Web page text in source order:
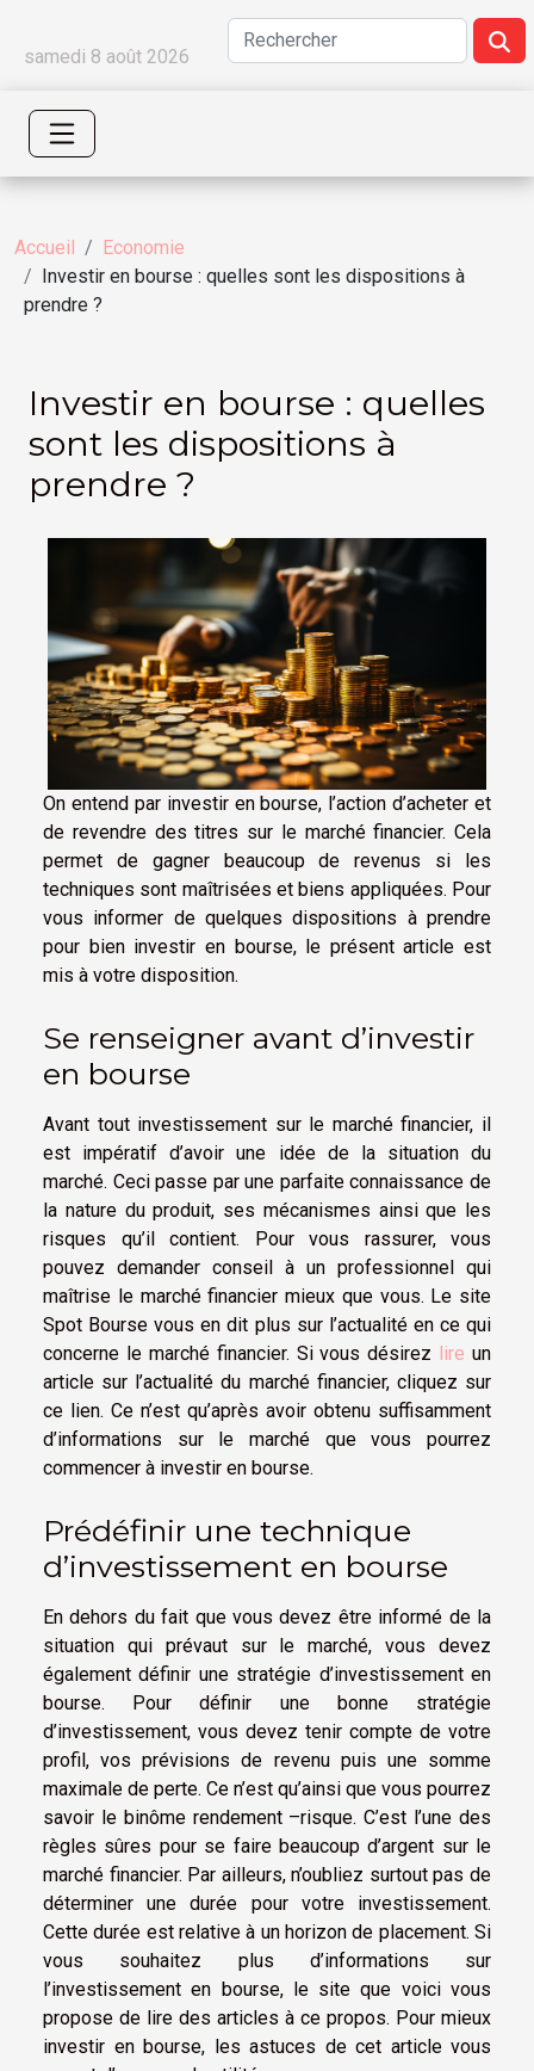
samedi 8 août 2026
Accueil
Economie
Investir en bourse : quelles sont les dispositions à
prendre ?
Investir en bourse : quelles
sont les dispositions à
prendre ?
On entend par investir en bourse, l’action d’acheter et
de revendre des titres sur le marché financier. Cela
permet de gagner beaucoup de revenus si les
techniques sont maîtrisées et biens appliquées. Pour
vous informer de quelques dispositions à prendre
pour bien investir en bourse, le présent article est
mis à votre disposition.
Se renseigner avant d’investir
en bourse
Avant tout investissement sur le marché financier, il
est impératif d’avoir une idée de la situation du
marché. Ceci passe par une parfaite connaissance de
la nature du produit, ses mécanismes ainsi que les
risques qu’il contient. Pour vous rassurer, vous
pouvez demander conseil à un professionnel qui
maîtrise le marché financier mieux que vous. Le site
Spot Bourse vous en dit plus sur l’actualité en ce qui
concerne le marché financier. Si vous désirez lire un
article sur l’actualité du marché financier, cliquez sur
ce lien. Ce n’est qu’après avoir obtenu suffisamment
d’informations sur le marché que vous pourrez
commencer à investir en bourse.
Prédéfinir une technique
d’investissement en bourse
En dehors du fait que vous devez être informé de la
situation qui prévaut sur le marché, vous devez
également définir une stratégie d’investissement en
bourse. Pour définir une bonne stratégie
d’investissement, vous devez tenir compte de votre
profil, vos prévisions de revenu puis une somme
maximale de perte. Ce n’est qu’ainsi que vous pourrez
savoir le binôme rendement –risque. C’est l’une des
règles sûres pour se faire beaucoup d’argent sur le
marché financier. Par ailleurs, n’oubliez surtout pas de
déterminer une durée pour votre investissement.
Cette durée est relative à un horizon de placement. Si
vous souhaitez plus d’informations sur
l’investissement en bourse, le site que voici vous
propose de lire des articles à ce propos. Pour mieux
investir en bourse, les astuces de cet article vous